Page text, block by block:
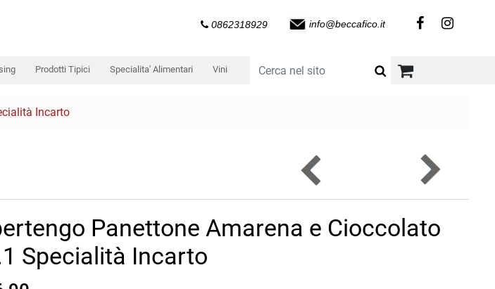
0862318929 info@beccafico.it
Prodotti Tipici Specialita' Alimentari Vini
Incarto
Panettone Amarena e Cioccolato
Specialità Incarto